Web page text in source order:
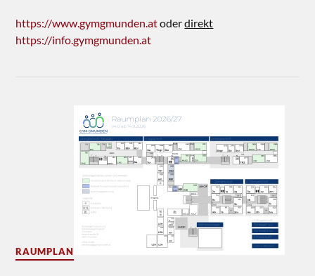
https://www.gymgmunden.atoderdirekt
https://info.gymgmunden.at
RAUMPLAN